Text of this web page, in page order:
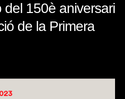
del 150è aniversari
de la Primera